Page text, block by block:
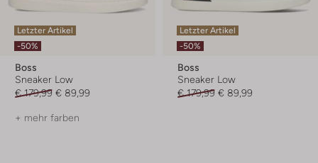
Letzter Artikel
-50%
Boss
Sneaker Low
€ 179,99 € 89,99
+ mehr farben
Letzter Artikel
-50%
Boss
Sneaker Low
€ 179,99 € 89,99